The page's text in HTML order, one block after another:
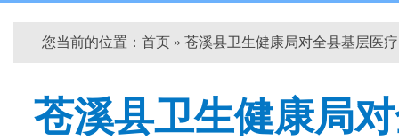
您当前的位置： 首页 » 苍溪县卫生健康局对全县基层医
苍溪县卫生健康局